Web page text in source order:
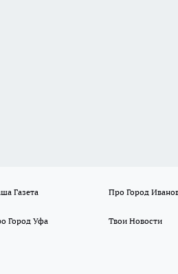
Газета Про Город
Город Уфа Твои Новости